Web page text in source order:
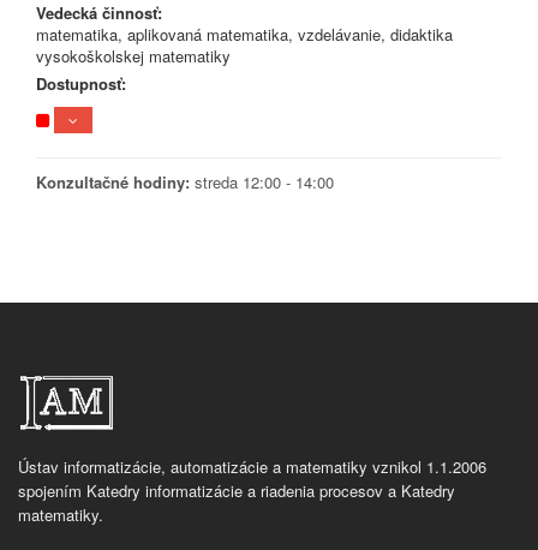
Vedecká činnosť:
matematika, aplikovaná matematika, vzdelávanie, didaktika
vysokoškolskej matematiky
Dostupnosť:
Konzultačné hodiny: streda 12:00 - 14:00
Ústav informatizácie, automatizácie a matematiky vznikol 1.1.2006
spojením Katedry informatizácie a riadenia procesov a Katedry
matematiky.